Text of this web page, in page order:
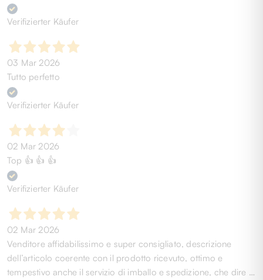
Verifizierter Käufer
03 Mar 2026
Tutto perfetto
Verifizierter Käufer
02 Mar 2026
Top 👍 👍 👍
Verifizierter Käufer
02 Mar 2026
Venditore affidabilissimo e super consigliato, descrizione
dell’articolo coerente con il prodotto ricevuto, ottimo e
tempestivo anche il servizio di imballo e spedizione, che dire …